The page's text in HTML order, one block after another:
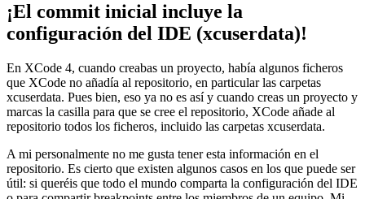
¡El commit inicial incluye la
configuración del IDE (xcuserdata)!
En XCode 4, cuando creabas un proyecto, había algunos ficheros
que XCode no añadía al repositorio, en particular las carpetas
xcuserdata. Pues bien, eso ya no es así y cuando creas un proyecto y
marcas la casilla para que se cree el repositorio, XCode añade al
repositorio todos los ficheros, incluido las carpetas xcuserdata.
A mi personalmente no me gusta tener esta información en el
repositorio. Es cierto que existen algunos casos en los que puede ser
útil: si queréis que todo el mundo comparta la configuración del IDE